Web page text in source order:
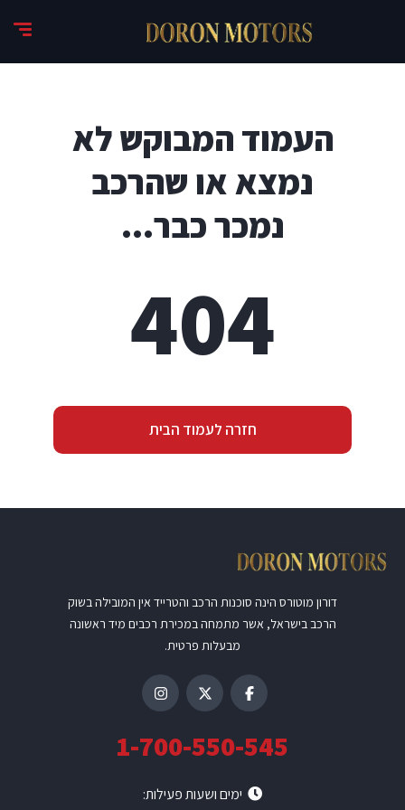
העמוד המבוקש לא
נמצא או שהרכב
נמכר כבר...
404
חזרה לעמוד הבית
דורון מוטורס הינה סוכנות הרכב והטרייד אין המובילה בשוק
הרכב בישראל, אשר מתמחה במכירת רכבים מיד ראשונה
מבעלות פרטית.
1-700-550-545
ימים ושעות פעילות: